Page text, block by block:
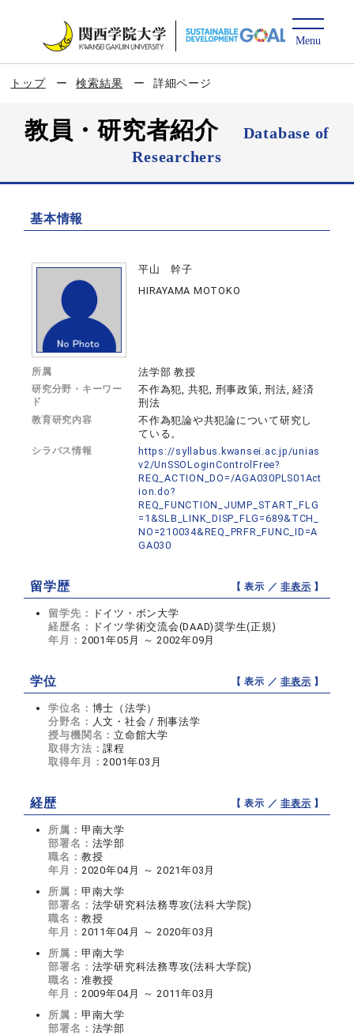
トップ 検索結果 詳細ページ
教員・研究者紹介
Database of
Researchers
基本情報
平山 幹子
HIRAYAMA MOTOKO
所属 法学部 教授
研究分野・キーワー
ド
不作為犯, 共犯, 刑事政策, 刑法, 経済
刑法
教育研究内容
不作為犯論や共犯論について研究し
ている。
シラバス情報
https://syllabus.kwansei.ac.jp/unias
v2/UnSSOLoginControlFree?
REQ_ACTION_DO=/AGA030PLS01Act
ion.do?
REQ_FUNCTION_JUMP_START_FLG
=1&SLB_LINK_DISP_FLG=689&TCH_
NO=210034&REQ_PRFR_FUNC_ID=A
GA030
留学歴 【 表示 ／非表示 】
留学先：
ドイツ・ボン大学
経歴名：
ドイツ学術交流会(DAAD)奨学生(正規)
年月： 2001年05月 ～ 2002年09月
学位 【 表示 ／非表示 】
学位名： 博士（法学）
分野名： 人文・社会 / 刑事法学
授与機関名： 立命館大学
取得方法：課程
取得年月：2001年03月
経歴 【 表示 ／非表示 】
所属： 甲南大学
部署名： 法学部
職名： 教授
年月： 2020年04月 ～ 2021年03月
所属： 甲南大学
部署名： 法学研究科法務専攻(法科大学院)
職名： 教授
年月： 2011年04月 ～ 2020年03月
所属： 甲南大学
部署名： 法学研究科法務専攻(法科大学院)
職名： 准教授
年月： 2009年04月 ～ 2011年03月
所属： 甲南大学
部署名： 法学部